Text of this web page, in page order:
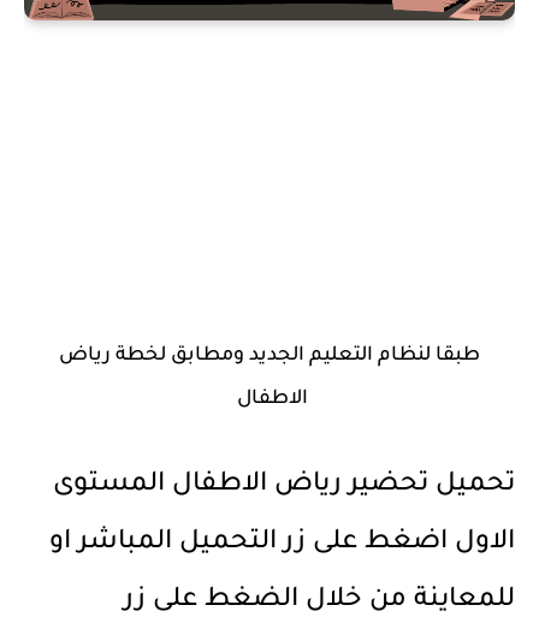
طبقا لنظام التعليم الجديد ومطابق لخطة رياض
الاطفال
تحميل تحضير رياض الاطفال المستوى
الاول اضغط على زر التحميل المباشر او
للمعاينة من خلال الضغط على زر